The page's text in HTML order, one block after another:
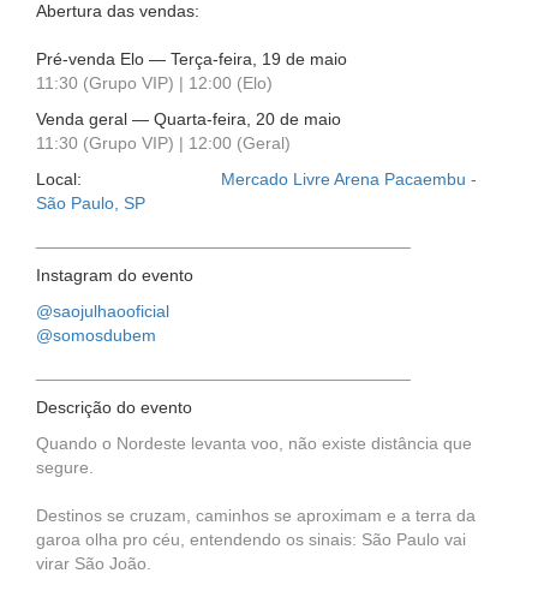
Abertura das vendas:
Pré-venda Elo — Terça-feira, 19 de maio
11:30 (Grupo VIP) | 12:00 (Elo)
Venda geral — Quarta-feira, 20 de maio
11:30 (Grupo VIP) | 12:00 (Geral)
Local:
Mercado Livre Arena Pacaembu -
São Paulo, SP
Instagram do evento
@saojulhaooficial
@somosdubem
Descrição do evento
Quando o Nordeste levanta voo, não existe distância que
segure.
Destinos se cruzam, caminhos se aproximam e a terra da
garoa olha pro céu, entendendo os sinais: São Paulo vai
virar São João.